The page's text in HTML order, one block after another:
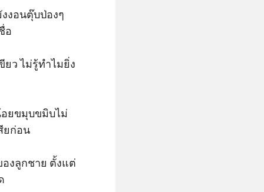
งอนตุ๊บป่องๆ
อ
ว ไม่รู้ทำไมยิ่ง
อยขมุบขมิบไม่
ยก่อน
องลูกชาย ตั้งแต่